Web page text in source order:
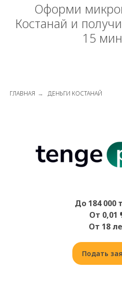
Оформи
Костанай и
15
ГЛАВНАЯ → ДЕНЬГИ КОСТАНАЙ
До 184 000
От 0,01
От 18
Подать